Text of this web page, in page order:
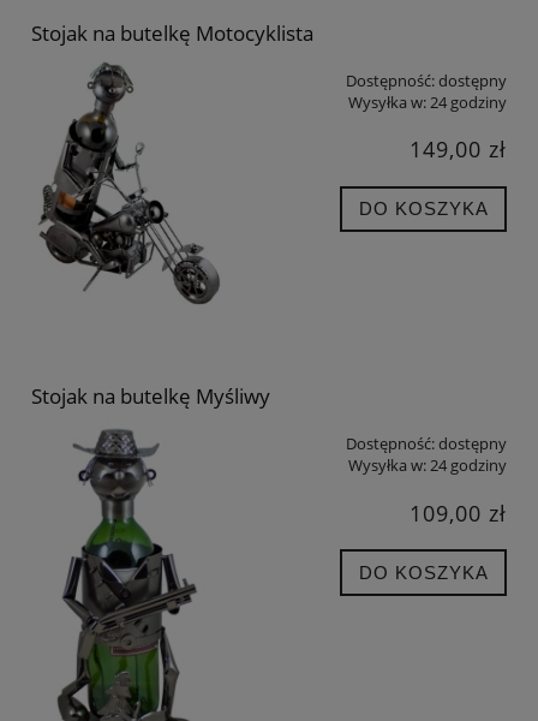
Stojak na butelkę Motocyklista
Dostępność:dostępny
Wysyłka w: 24 godziny
149,00 zł
DO KOSZYKA
Stojak na butelkę Myśliwy
Dostępność:dostępny
Wysyłka w:24 godziny
109,00 zł
DO KOSZYKA